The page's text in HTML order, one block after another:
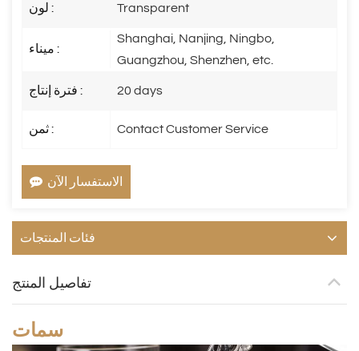
لون : Transparent
ميناء :
Shanghai, Nanjing, Ningbo,
Guangzhou, Shenzhen, etc.
فترة إنتاج : 20 days
ثمن : Contact Customer Service
الاستفسار الآن
فئات المنتجات
تفاصيل المنتج
سمات